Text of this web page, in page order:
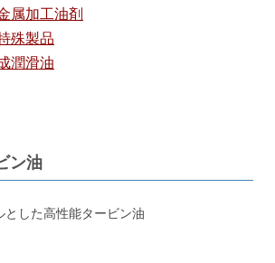
属加工油剤
殊製品
潤滑油
ン油
とした高性能タービン油